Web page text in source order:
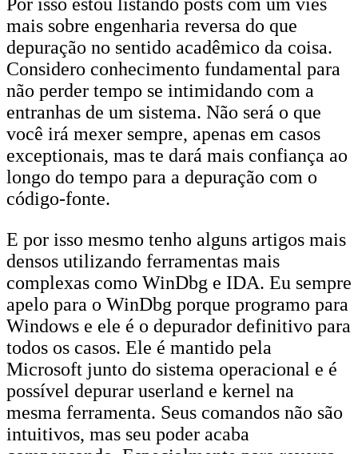
mais sobre engenharia reversa do que
depuração no sentido acadêmico da coisa.
Considero conhecimento fundamental para
não perder tempo se intimidando com a
entranhas de um sistema. Não será o que
você irá mexer sempre, apenas em casos
exceptionais, mas te dará mais confiança ao
longo do tempo para a depuração com o
código-fonte.
E por isso mesmo tenho alguns artigos mais
densos utilizando ferramentas mais
complexas como WinDbg e IDA. Eu sempre
apelo para o WinDbg porque programo para
Windows e ele é o depurador definitivo para
todos os casos. Ele é mantido pela
Microsoft junto do sistema operacional e é
possível depurar userland e kernel na
mesma ferramenta. Seus comandos não são
intuitivos, mas seu poder acaba